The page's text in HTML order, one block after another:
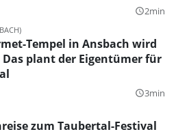
query_builder2min
Tempel in Ansbach wird
plant der Eigentümer für
query_builder3min
zum Taubertal-Festival